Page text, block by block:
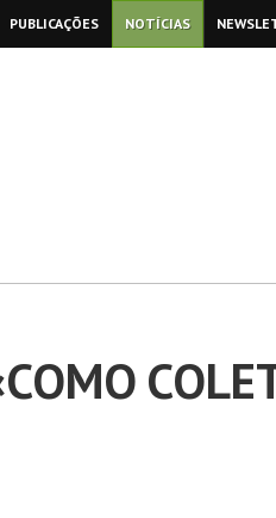
PUBLICAÇÕES NOTÍCIAS